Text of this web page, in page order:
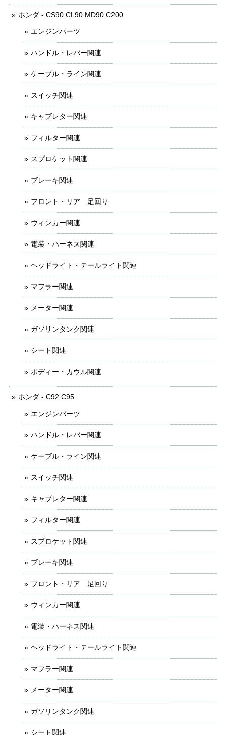
ホンダ - CS90 CL90 MD90 C200
エンジンパーツ
ハンドル・レバー関連
ケーブル・ライン関連
スイッチ関連
キャブレター関連
フィルター関連
スプロケット関連
ブレーキ関連
フロント・リア 足回り
ウィンカー関連
電装・ハーネス関連
ヘッドライト・テールライト関連
マフラー関連
メーター関連
ガソリンタンク関連
シート関連
ボディー・カウル関連
ホンダ - C92 C95
エンジンパーツ
ハンドル・レバー関連
ケーブル・ライン関連
スイッチ関連
キャブレター関連
フィルター関連
スプロケット関連
ブレーキ関連
フロント・リア 足回り
ウィンカー関連
電装・ハーネス関連
ヘッドライト・テールライト関連
マフラー関連
メーター関連
ガソリンタンク関連
シート関連